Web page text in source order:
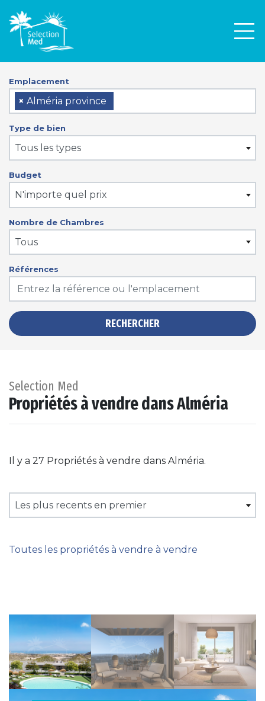
Emplacement
× Alméria province
Type de bien
Tous les types
Budget
N'importe quel prix
Nombre de Chambres
Tous
Références
RECHERCHER
Selection Med
Propriétés à vendre dans Alméria
Il y a 27 Propriétés à vendre dans Alméria.
Les plus recents en premier
Toutes les propriétés à vendre à vendre